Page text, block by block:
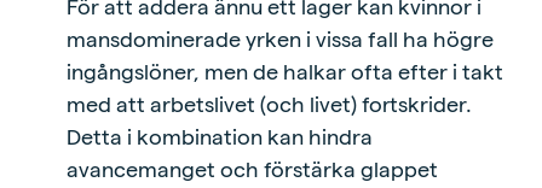
För att addera ännu ett lager kan kvinnor i
mansdominerade yrken i vissa fall ha högre
ingångslöner, men de halkar ofta efter i takt
med att arbetslivet (och livet) fortskrider.
Detta i kombination kan hindra
avancemanget och förstärka glappet